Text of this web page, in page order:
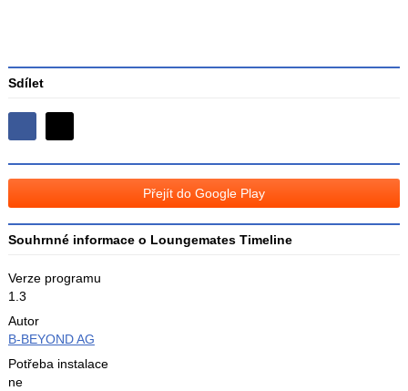
Sdílet
Sdílejte
na
Facebooku
na
Přejít do Google Play
Souhrnné informace o Loungemates Timeline
Verze programu
1.3
Autor
B-BEYOND AG
Potřeba instalace
ne